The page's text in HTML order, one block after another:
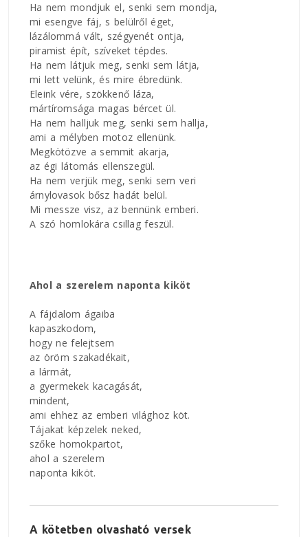
Ha nem mondjuk el, senki sem mondja,
mi esengve fáj, s belülről éget,
lázálommá vált, szégyenét ontja,
piramist épít, szíveket tépdes.
Ha nem látjuk meg, senki sem látja,
mi lett velünk, és mire ébredünk.
Eleink vére, szökkenő láza,
mártíromsága magas bércet ül.
Ha nem halljuk meg, senki sem hallja,
ami a mélyben motoz ellenünk.
Megkötözve a semmit akarja,
az égi látomás ellenszegül.
Ha nem verjük meg, senki sem veri
árnylovasok bősz hadát belül.
Mi messze visz, az bennünk emberi.
A szó homlokára csillag feszül.
Ahol a szerelem naponta kiköt
A fájdalom ágaiba
kapaszkodom,
hogy ne felejtsem
az öröm szakadékait,
a lármát,
a gyermekek kacagását,
mindent,
ami ehhez az emberi világhoz köt.
Tájakat képzelek neked,
szőke homokpartot,
ahol a szerelem
naponta kiköt.
A kötetben olvasható versek